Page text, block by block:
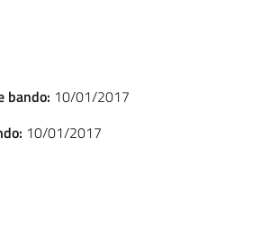
bando: 10/01/2017
10/01/2017